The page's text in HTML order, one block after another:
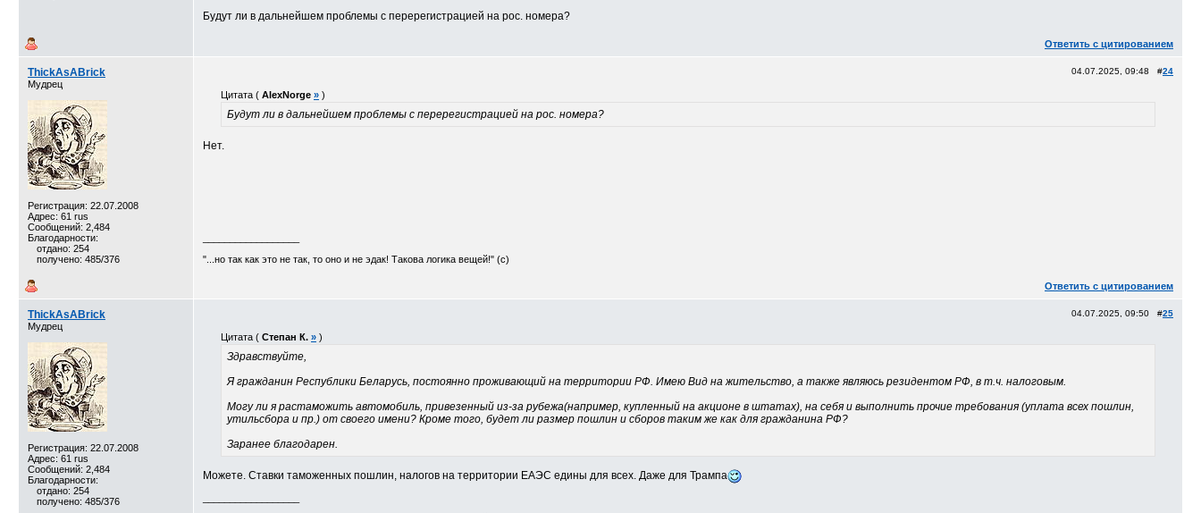
Будут ли в дальнейшем проблемы с перерегистрацией на рос. номера?
Ответить с цитированием
ThickAsABrick
Мудрец
Регистрация: 22.07.2008
Адрес: 61 rus
Сообщений: 2,484
Благодарности:
отдано: 254
получено: 485/376
04.07.2025, 09:48 #24
Цитата ( AlexNorge » )
Будут ли в дальнейшем проблемы с перерегистрацией на рос. номера?
Нет.
"...но так как это не так, то оно и не эдак! Такова логика вещей!" (с)
Ответить с цитированием
ThickAsABrick
Мудрец
Регистрация: 22.07.2008
Адрес: 61 rus
Сообщений: 2,484
Благодарности:
отдано: 254
получено: 485/376
04.07.2025, 09:50 #25
Цитата ( Степан К. » )
Здравствуйте,
Я гражданин Республики Беларусь, постоянно проживающий на территории РФ. Имею Вид на жительство, а также являюсь резидентом РФ, в т.ч. налоговым.
Могу ли я растаможить автомобиль, привезенный из-за рубежа(например, купленный на акционе в штатах), на себя и выполнить прочие требования (уплата всех пошлин,
утильсбора и пр.) от своего имени? Кроме того, будет ли размер пошлин и сборов таким же как для гражданина РФ?
Заранее благодарен.
Можете. Ставки таможенных пошлин, налогов на территории ЕАЭС едины для всех. Даже для Трампа